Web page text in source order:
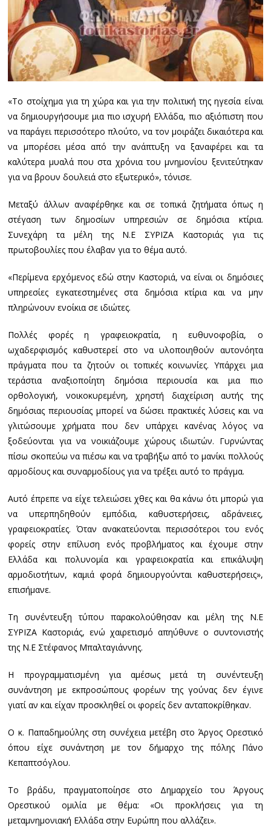
«Το στοίχημα για τη χώρα και για την πολιτική της ηγεσία είναι
να δημιουργήσουμε μια πιο ισχυρή Ελλάδα, πιο αξιόπιστη που
να παράγει περισσότερο πλούτο, να τον μοιράζει δικαιότερα και
να μπορέσει μέσα από την ανάπτυξη να ξαναφέρει και τα
καλύτερα μυαλά που στα χρόνια του μνημονίου ξενιτεύτηκαν
για να βρουν δουλειά στο εξωτερικό», τόνισε.
Μεταξύ άλλων αναφέρθηκε και σε τοπικά ζητήματα όπως η
στέγαση των δημοσίων υπηρεσιών σε δημόσια κτίρια.
Συνεχάρη τα μέλη της Ν.Ε ΣΥΡΙΖΑ Καστοριάς για τις
πρωτοβουλίες που έλαβαν για το θέμα αυτό.
«Περίμενα ερχόμενος εδώ στην Καστοριά, να είναι οι δημόσιες
υπηρεσίες εγκατεστημένες στα δημόσια κτίρια και να μην
πληρώνουν ενοίκια σε ιδιώτες.
Πολλές φορές η γραφειοκρατία, η ευθυνοφοβία, ο
ωχαδερφισμός καθυστερεί στο να υλοποιηθούν αυτονόητα
πράγματα που τα ζητούν οι τοπικές κοινωνίες. Υπάρχει μια
τεράστια αναξιοποίητη δημόσια περιουσία και μια πιο
ορθολογική, νοικοκυρεμένη, χρηστή διαχείριση αυτής της
δημόσιας περιουσίας μπορεί να δώσει πρακτικές λύσεις και να
γλιτώσουμε χρήματα που δεν υπάρχει κανένας λόγος να
ξοδεύονται για να νοικιάζουμε χώρους ιδιωτών. Γυρνώντας
πίσω σκοπεύω να πιέσω και να τραβήξω από το μανίκι πολλούς
αρμοδίους και συναρμοδίους για να τρέξει αυτό το πράγμα.
Αυτό έπρεπε να είχε τελειώσει χθες και θα κάνω ότι μπορώ για
να υπερπηδηθούν εμπόδια, καθυστερήσεις, αδράνειες,
γραφειοκρατίες. Όταν ανακατεύονται περισσότεροι του ενός
φορείς στην επίλυση ενός προβλήματος και έχουμε στην
Ελλάδα και πολυνομία και γραφειοκρατία και επικάλυψη
αρμοδιοτήτων, καμιά φορά δημιουργούνται καθυστερήσεις»,
επισήμανε.
Τη συνέντευξη τύπου παρακολούθησαν και μέλη της Ν.Ε
ΣΥΡΙΖΑ Καστοριάς, ενώ χαιρετισμό απηύθυνε ο συντονιστής
της Ν.Ε Στέφανος Μπαλταγιάννης.
Η προγραμματισμένη για αμέσως μετά τη συνέντευξη
συνάντηση με εκπροσώπους φορέων της γούνας δεν έγινε
γιατί αν και είχαν προσκληθεί οι φορείς δεν ανταποκρίθηκαν.
Ο κ. Παπαδημούλης στη συνέχεια μετέβη στο Άργος Ορεστικό
όπου είχε συνάντηση με τον δήμαρχο της πόλης Πάνο
Κεπαπτσόγλου.
Το βράδυ, πραγματοποίησε στο Δημαρχείο του Άργους
Ορεστικού ομιλία με θέμα: «Οι προκλήσεις για τη
μεταμνημονιακή Ελλάδα στην Ευρώπη που αλλάζει».